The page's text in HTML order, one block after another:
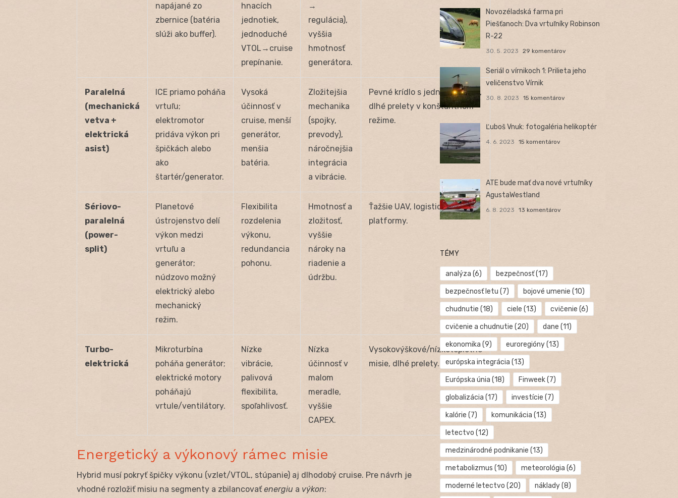
napájané zo
zbernice (batéria
slúži ako buffer).
hnacích
jednotiek,
jednoduché
VTOL→cruise
prepínanie.
→
regulácia),
vyššia
hmotnosť
generátora.
Paralelná
(mechanická
vetva +
elektrická
asist)
ICE priamo poháňa
vrtuľu;
elektromotor
pridáva výkon pri
špičkách alebo
ako
štartér/generator.
Vysoká
účinnosť v
cruise, menší
generátor,
menšia
batéria.
Zložitejšia
mechanika
(spojky,
prevody),
náročnejšia
integrácia
a vibrácie.
Pevné krídlo s jednou vrtuľou,
dlhé prelety v konštantnom
režime.
Sériovo-
paralelná
(power-
split)
Planetové
ústrojenstvo delí
výkon medzi
vrtuľu a
generátor;
núdzovo možný
elektrický alebo
mechanický
režim.
Flexibilita
rozdelenia
výkonu,
redundancia
pohonu.
Hmotnosť a
zložitosť,
vyššie
nároky na
riadenie a
údržbu.
Ťažšie UAV, logistické
platformy.
Turbo-
elektrická
Mikroturbína
poháňa generátor;
elektrické motory
poháňajú
vrtule/ventilátory.
Nízke
vibrácie,
palivová
flexibilita,
spoľahlivosť.
Nízka
účinnosť v
malom
meradle,
vyššie
CAPEX.
Vysokovýškové/nízkoteplotné
misie, dlhé prelety.
Energetický a výkonový rámec misie
Hybrid musí pokryť špičky výkonu (vzlet/VTOL, stúpanie) aj dlhodobý cruise. Pre návrh je
vhodné rozložiť misiu na segmenty a zbilancovaťenergiu a výkon:
Novozéladská farma pri
Piešťanoch: Dva vrtuľníky Robinson
R-22
30. 5. 2023 29 komentárov
Seriál o vírnikoch 1: Prilieta jeho
veličenstvo Vírnik
30. 8. 2023 15 komentárov
Ľuboš Vnuk: fotogaléria helikoptér
4. 6. 2023 15 komentárov
ATE bude mať dva nové vrtuľníky
AgustaWestland
6. 8. 2023 13 komentárov
TÉMY
analýza (6) bezpečnosť(17)
bezpečnosť letu (7) bojové umenie (10)
chudnutie (18) ciele (13) cvičenie (6)
cvičenie a chudnutie (20) dane (11)
ekonomika (9) euroregióny(13)
európska integrácia (13)
Európska únia (18) Finweek(7)
globalizácia (17) investície (7)
kalórie (7) komunikácia (13)
letectvo (12)
medzinárodné podnikanie (13)
metabolizmus (10) meteorológia (6)
moderné letectvo (20) náklady(8)